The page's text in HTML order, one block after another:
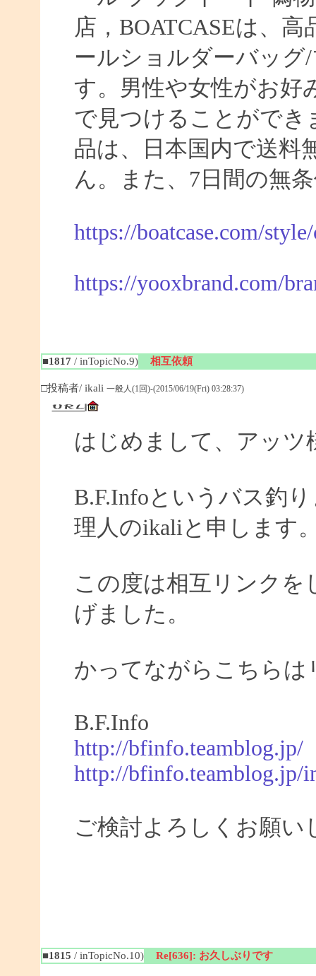
店，BOATCASEは、
ールショルダーバッ
す。男性や女性がお好
で見つけることができ
品は、日本国内で送料
ん。また、7日間の無
https://boatcase.com/
https://yooxbrand.com/
■1817 / inTopicNo.9) 相互依頼
□投稿者/ ikali 一般人(1回)-(2015/06/19(Fri) 03:28:37)
はじめまして、アッツ
B.F.Infoというバス釣
理人のikaliと申します
この度は相互リンクを
げました。
かってながらこちら
B.F.Info
http://bfinfo.teamblog.jp/
http://bfinfo.teamblog.jp/
ご検討よろしくお願い
■1815 / inTopicNo.10) Re[636]: お久しぶりです